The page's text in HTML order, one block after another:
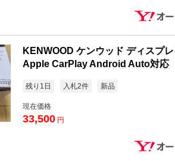
KENWOOD ケンウッド ディスプ
Apple CarPlay Android Auto対応
残り1日 入札2件 新品
現在価格
33,500 円